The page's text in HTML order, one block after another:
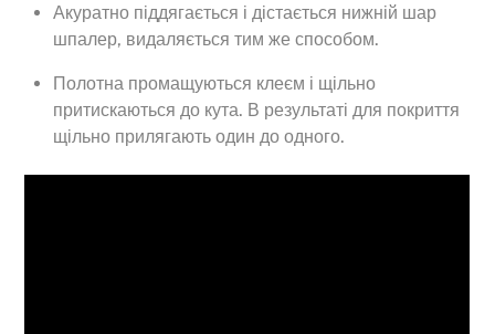
Акуратно піддягається і дістається нижній шар
шпалер, видаляється тим же способом.
Полотна промащуються клеєм і щільно
притискаються до кута. В результаті для покриття
щільно прилягають один до одного.